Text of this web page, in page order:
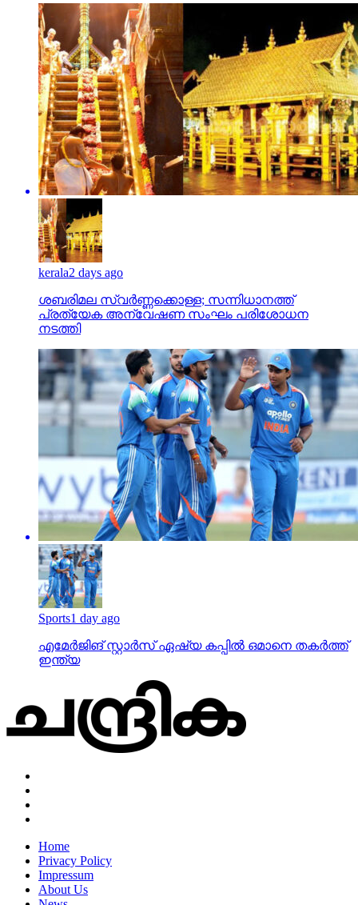
kerala2 days ago
ശബരിമല സ്വര്‍ണ്ണക്കൊള്ള; സന്നിധാനത്ത്
പ്രത്യേക അന്വേഷണ സംഘം പരിശോധന
നടത്തി
Sports1 day ago
എമേര്‍ജിങ് സ്റ്റാര്‍സ് ഏഷ്യ കപ്പില്‍ ഒമാനെ തകര്‍ത്ത്
ഇന്ത്യ
Home
Privacy Policy
Impressum
About Us